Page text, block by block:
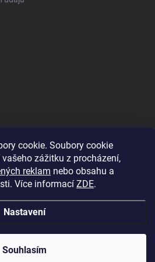
cookie. Soubory cookie
zážitku z procházení,
reklam nebo obsahu a
Více informací ZDE.
Nastavení
Souhlasím
profitent.sk/
. Všechna práva vyhrazena.